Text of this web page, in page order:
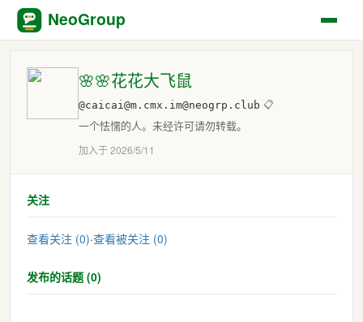
NeoGroup
🌸🌸花花大飞鼠
@caicai@m.cmx.im@neogrp.club 📋
一个怯懦的人。未经许可请勿转载。
加入于 2026/5/11
关注
查看关注 (0)·查看被关注 (0)
发布的话题 (0)